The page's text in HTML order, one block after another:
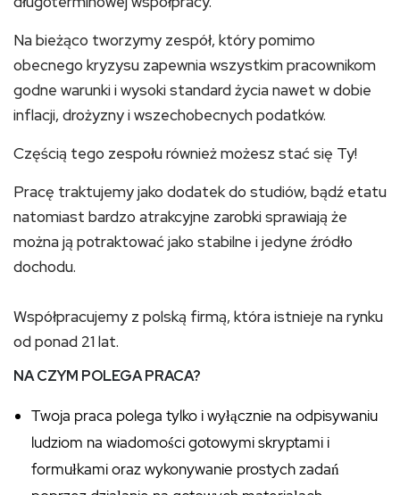
Na bieżąco tworzymy zespół, który pomimo
obecnego kryzysu zapewnia wszystkim pracownikom
godne warunki i wysoki standard życia nawet w dobie
inflacji, drożyzny i wszechobecnych podatków.
Częścią tego zespołu również możesz stać się Ty!
Pracę traktujemy jako dodatek do studiów, bądź etatu
natomiast bardzo atrakcyjne zarobki sprawiają że
można ją potraktować jako stabilne i jedyne źródło
dochodu.
Współpracujemy z polską firmą, która istnieje na rynku
od ponad 21 lat.
NA CZYM POLEGA PRACA?
Twoja praca polega tylko i wyłącznie na odpisywaniu
ludziom na wiadomości gotowymi skryptami i
formułkami oraz wykonywanie prostych zadań